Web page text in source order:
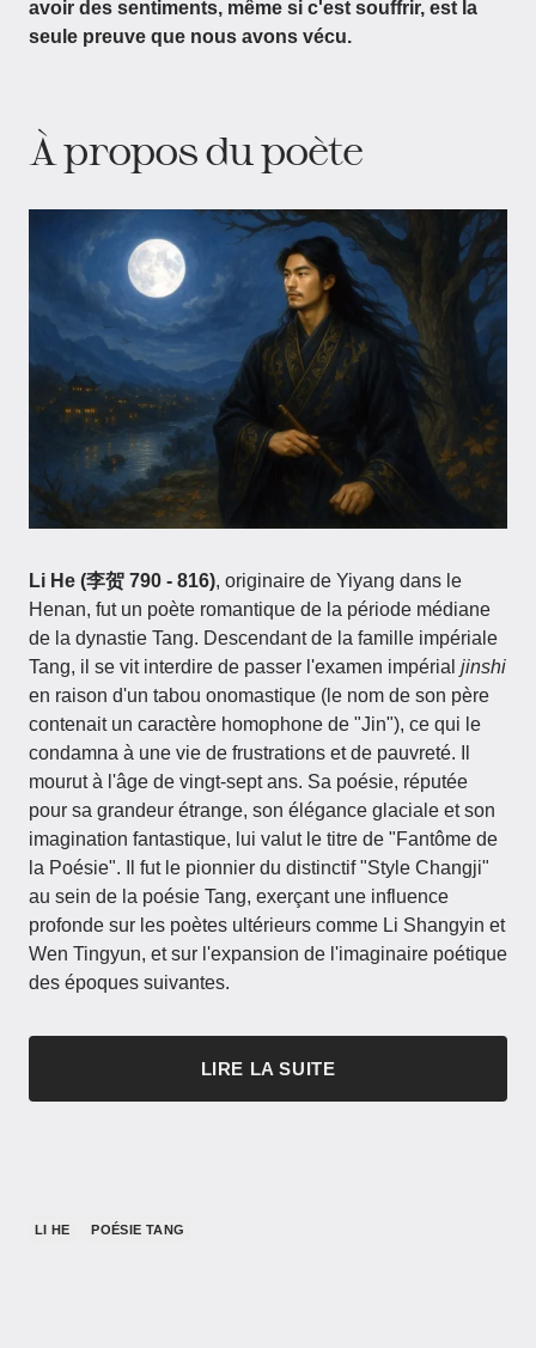
avoir des sentiments, même si c'est souffrir, est la
seule preuve que nous avons vécu.
À propos du poète
Li He (李贺 790 - 816), originaire de Yiyang dans le
Henan, fut un poète romantique de la période médiane
de la dynastie Tang. Descendant de la famille impériale
Tang, il se vit interdire de passer l'examen impérial jinshi
en raison d'un tabou onomastique (le nom de son père
contenait un caractère homophone de "Jin"), ce qui le
condamna à une vie de frustrations et de pauvreté. Il
mourut à l'âge de vingt-sept ans. Sa poésie, réputée
pour sa grandeur étrange, son élégance glaciale et son
imagination fantastique, lui valut le titre de "Fantôme de
la Poésie". Il fut le pionnier du distinctif "Style Changji"
au sein de la poésie Tang, exerçant une influence
profonde sur les poètes ultérieurs comme Li Shangyin et
Wen Tingyun, et sur l'expansion de l'imaginaire poétique
des époques suivantes.
LIRE LA SUITE
LI HE POÉSIE TANG